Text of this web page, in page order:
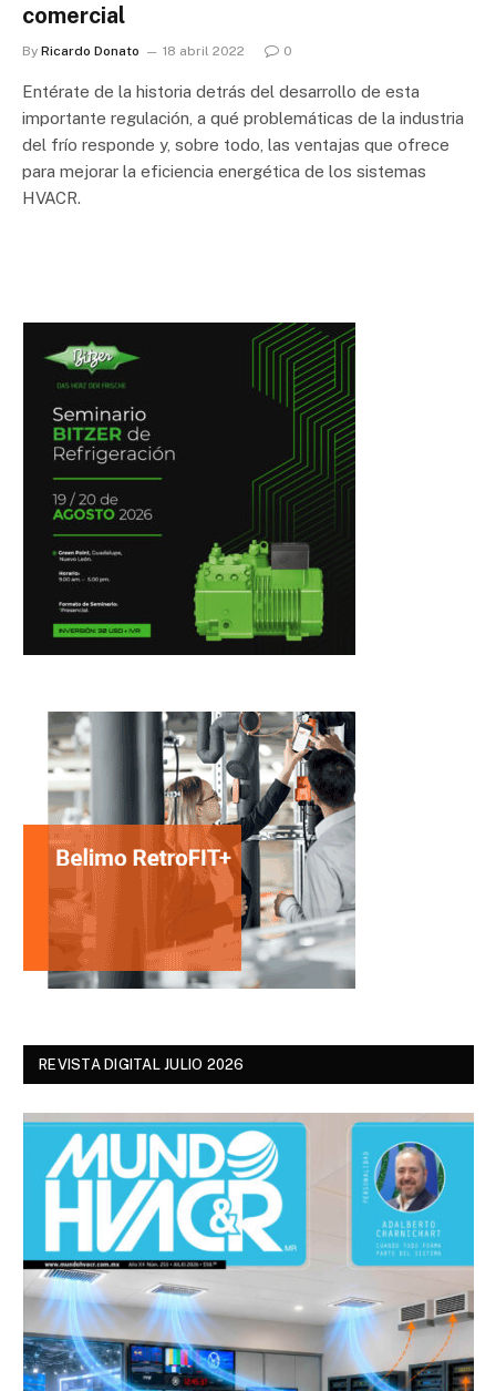
comercial
By Ricardo Donato 18 abril 2022 0
Entérate de la historia detrás del desarrollo de esta
importante regulación, a qué problemáticas de la industria
del frío responde y, sobre todo, las ventajas que ofrece
para mejorar la eficiencia energética de los sistemas
HVACR.
REVISTA DIGITAL JULIO 2026